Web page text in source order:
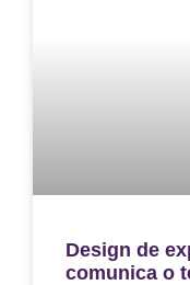
Design de
comunica o